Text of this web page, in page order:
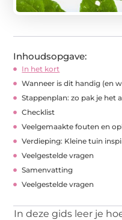
Inhoudsopgave:
In het kort
Wanneer is dit handig (en
Stappenplan: zo pak je het
Checklist
Veelgemaakte fouten en
Verdieping: Kleine tuin
Veelgestelde vragen
Samenvatting
Veelgestelde vragen
In deze gids leer je